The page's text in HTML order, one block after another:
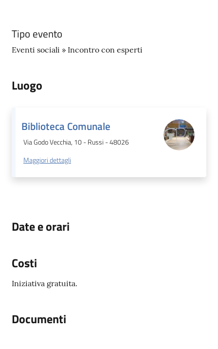
Tipo evento
Eventi sociali » Incontro con esperti
Luogo
Biblioteca Comunale
Via Godo Vecchia, 10 - Russi - 48026
Maggiori dettagli
Date e orari
Costi
Iniziativa gratuita.
Documenti